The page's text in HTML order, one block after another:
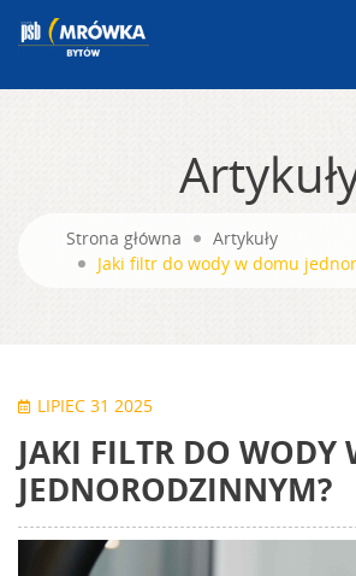
Strona główna
Artykuły
Jaki filtr do wody w domu
LIPIEC 31 2025
JAKI FILTR DO WODY
JEDNORODZINNYM?